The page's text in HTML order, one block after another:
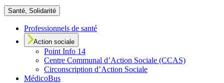
Santé, Solidarité
Professionnels de santé
Action sociale
Point Info 14
Centre Communal d’Action Sociale (CCAS)
Circonscription d’Action Sociale
MédicoBus